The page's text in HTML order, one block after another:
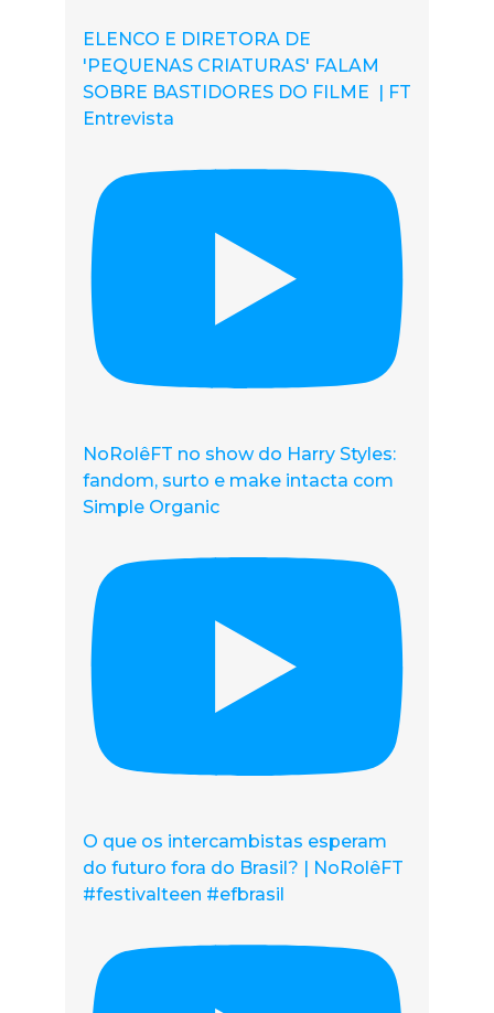
ELENCO E DIRETORA DE
'PEQUENAS CRIATURAS' FALAM
SOBRE BASTIDORES DO FILME | FT
Entrevista
NoRolêFT no show do Harry Styles:
fandom, surto e make intacta com
Simple Organic
O que os intercambistas esperam
do futuro fora do Brasil? | NoRolêFT
#festivalteen #efbrasil